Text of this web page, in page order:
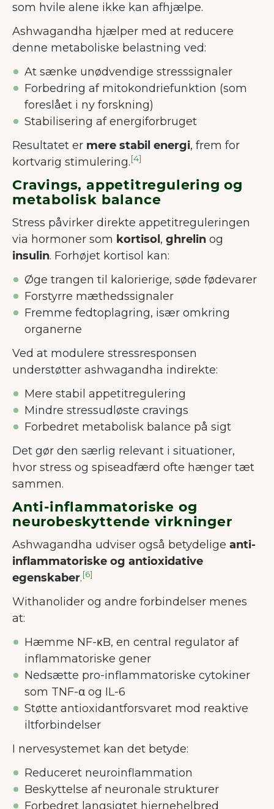
som hvile alene ikke kan afhjælpe.
Ashwagandha hjælper med at reducere
denne metaboliske belastning ved:
At sænke unødvendige stresssignaler
Forbedring af mitokondriefunktion (som
foreslået i ny forskning)
Stabilisering af energiforbruget
Resultatet er mere stabil energi, frem for
kortvarig stimulering.[4]
Cravings, appetitregulering og
metabolisk balance
Stress påvirker direkte appetitreguleringen
via hormoner som kortisol , ghrelin og
insulin. Forhøjet kortisol kan:
Øge trangen til kalorierige, søde fødevarer
Forstyrre mæthedssignaler
Fremme fedtoplagring, især omkring
organerne
Ved at modulere stressresponsen
understøtter ashwagandha indirekte:
Mere stabil appetitregulering
Mindre stressudløste cravings
Forbedret metabolisk balance på sigt
Det gør den særlig relevant i situationer,
hvor stress og spiseadfærd ofte hænger tæt
sammen.
Anti-inflammatoriske og
neurobeskyttende virkninger
Ashwagandha udviser også betydelige anti-
inflammatoriske og antioxidative
egenskaber.[6]
Withanolider og andre forbindelser menes
at:
Hæmme NF-κB, en central regulator af
inflammatoriske gener
Nedsætte pro-inflammatoriske cytokiner
som TNF-α og IL-6
Støtte antioxidantforsvaret mod reaktive
iltforbindelser
I nervesystemet kan det betyde:
Reduceret neuroinflammation
Beskyttelse af neuronale strukturer
Forbedret langsigtet hjernehelbred